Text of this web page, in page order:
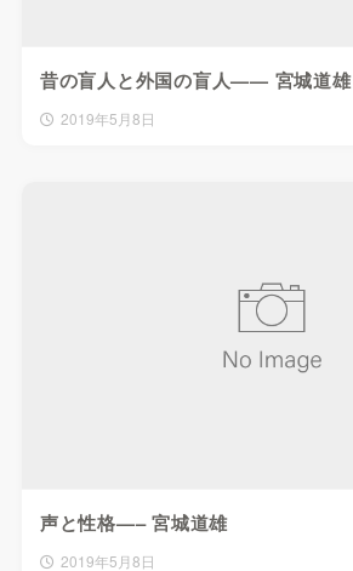
昔の盲人と外国の盲人—— 宮城道雄
2019年5月8日
声と性格—– 宮城道雄
2019年5月8日